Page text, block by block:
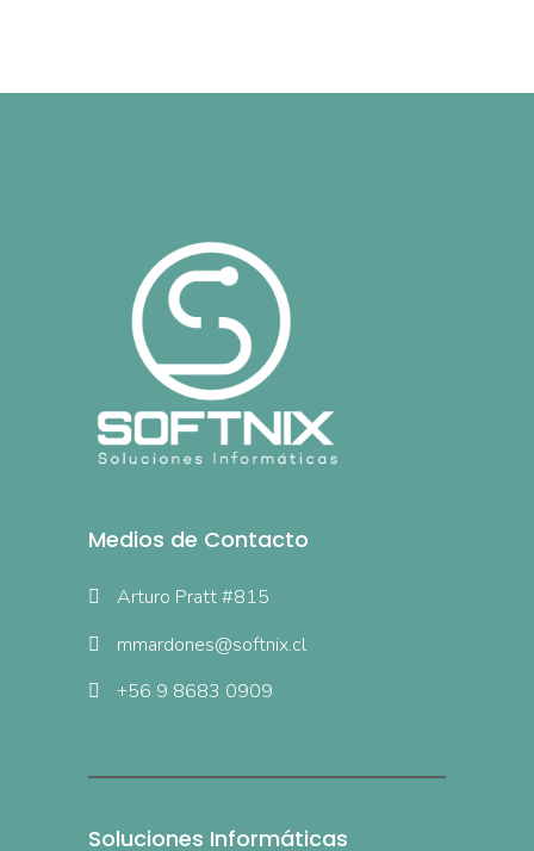
Medios de Contacto
Arturo Pratt #815
mmardones@softnix.cl
+56 9 8683 0909
Soluciones Informáticas